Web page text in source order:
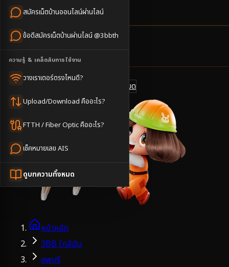
สมัครเน็ตบ้านออนไลน์ผ่านไลน์
ข้อดีสมัครเน็ตบ้านผ่านไลน์ @3bbth
ความรู้ & เคล็ดลับการใช้งาน
วางเราเตอร์ตรงไหนดี?
Upload/Download คืออะไร?
FTTH / Fiber Optic คืออะไร?
เช็คหมายเลข AIS
ดูบทความทั้งหมด
1-3วันทำการ
นัดช่างติดตั้ง
ราคาเริ่มต้น
ดูแพ็กเกจทั้งหมด
หน้าหลัก
3BB ใกล้ฉัน
ลพบุรี